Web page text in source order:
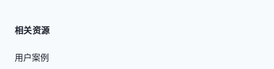
相关资源
用户案例